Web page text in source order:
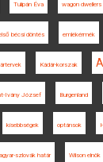
Tulipán Éva wagon dwellers
bécsi döntés emlékérmék
Kádár-korszak
Ivány József Burgenland
kisebbségek optánsok
szlovák határ Wilson elnök